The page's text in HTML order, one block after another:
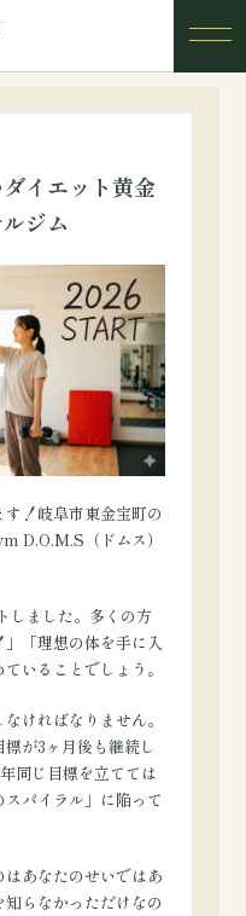
イエット黄金
ジム
！岐阜市東金宝町の
D.O.M.S（ドムス）
しました。多くの方
「理想の体を手に入
いることでしょう。
ければなりません。
が3ヶ月後も継続し
同じ目標を立てては
パイラル」に陥って
あなたのせいではあ
らなかっただけなの